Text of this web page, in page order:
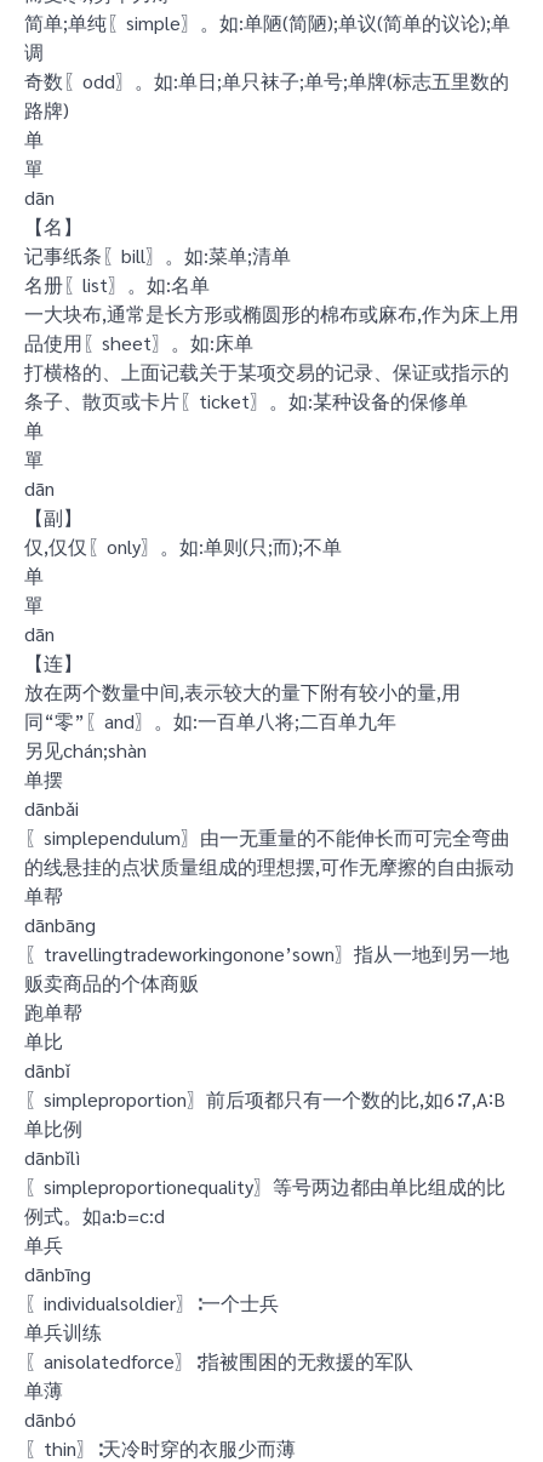
简单;单纯〖simple〗。如:单陋(简陋);单议(简单的议论);单
调
奇数〖odd〗。如:单日;单只袜子;单号;单牌(标志五里数的
路牌)
单
單
dān
【名】
记事纸条〖bill〗。如:菜单;清单
名册〖list〗。如:名单
一大块布,通常是长方形或椭圆形的棉布或麻布,作为床上用
品使用〖sheet〗。如:床单
打横格的、上面记载关于某项交易的记录、保证或指示的
条子、散页或卡片〖ticket〗。如:某种设备的保修单
单
單
dān
【副】
仅,仅仅〖only〗。如:单则(只;而);不单
单
單
dān
【连】
放在两个数量中间,表示较大的量下附有较小的量,用
同“零”〖and〗。如:一百单八将;二百单九年
另见chán;shàn
单摆
dānbǎi
〖simplependulum〗由一无重量的不能伸长而可完全弯曲
的线悬挂的点状质量组成的理想摆,可作无摩擦的自由振动
单帮
dānbāng
〖travellingtradeworkingonone’sown〗指从一地到另一地
贩卖商品的个体商贩
跑单帮
单比
dānbǐ
〖simpleproportion〗前后项都只有一个数的比,如6∶7,A∶B
单比例
dānbǐlì
〖simpleproportionequality〗等号两边都由单比组成的比
例式。如a:b=c:d
单兵
dānbīng
〖individualsoldier〗∶一个士兵
单兵训练
〖anisolatedforce〗∶指被围困的无救援的军队
单薄
dānbó
〖thin〗∶天冷时穿的衣服少而薄